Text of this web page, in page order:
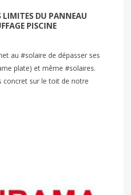
LIMITES DU PANNEAU
PISCINE
au #solaire de dépasser ses
plate) et même #solaires.
concret sur le toit de notre